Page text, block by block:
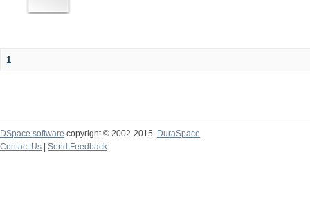
1
DSpace software copyright © 2002-2015
DuraSpace
Contact Us
Send Feedback